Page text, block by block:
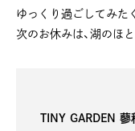
ゆっくり過ごしてみた
次のお休みは、湖のほ
TINY GARDEN 蓼